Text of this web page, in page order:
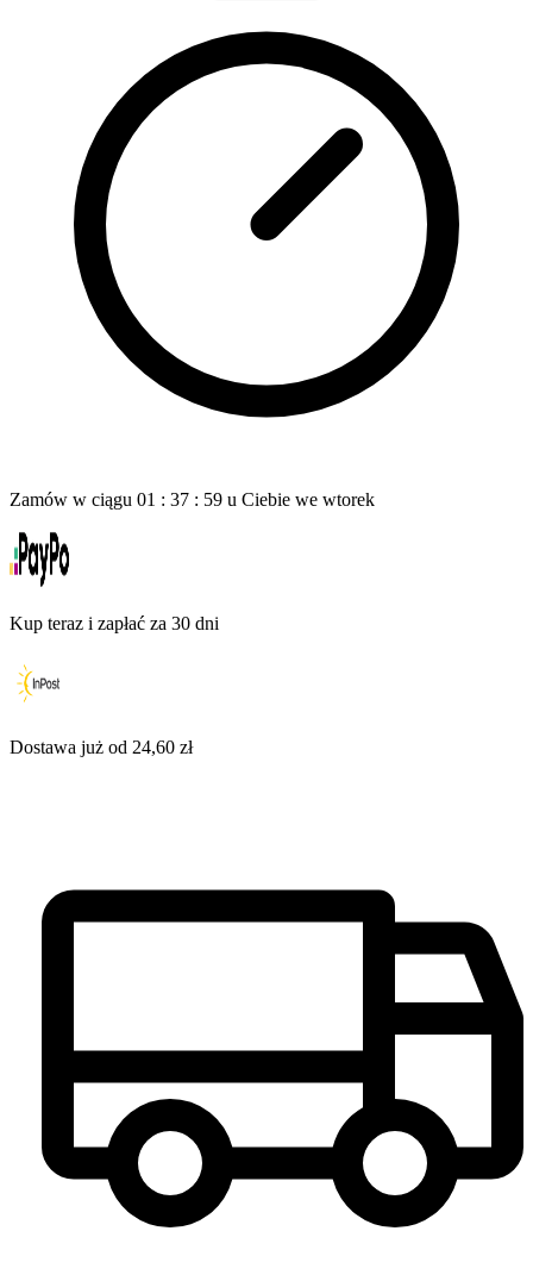
Zamów w ciągu 01 : 37 : 58 u Ciebie we wtorek
Kup teraz i zapłać za 30 dni
Dostawa już od 24,60 zł